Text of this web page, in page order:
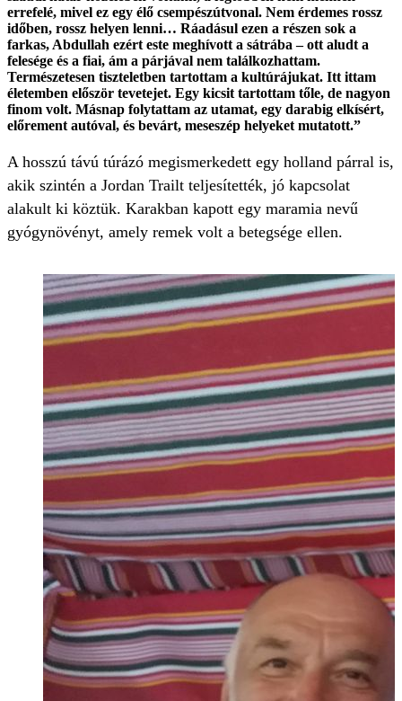
errefelé, mivel ez egy élő csempészútvonal. Nem érdemes rossz
időben, rossz helyen lenni… Ráadásul ezen a részen sok a
farkas, Abdullah ezért este meghívott a sátrába – ott aludt a
felesége és a fiai, ám a párjával nem találkozhattam.
Természetesen tiszteletben tartottam a kultúrájukat. Itt ittam
életemben először tevetejet. Egy kicsit tartottam tőle, de nagyon
finom volt. Másnap folytattam az utamat, egy darabig elkísért,
előrement autóval, és bevárt, meseszép helyeket mutatott.”
A hosszú távú túrázó megismerkedett egy holland párral is,
akik szintén a Jordan Trailt teljesítették, jó kapcsolat
alakult ki köztük. Karakban kapott egy maramia nevű
gyógynövényt, amely remek volt a betegsége ellen.